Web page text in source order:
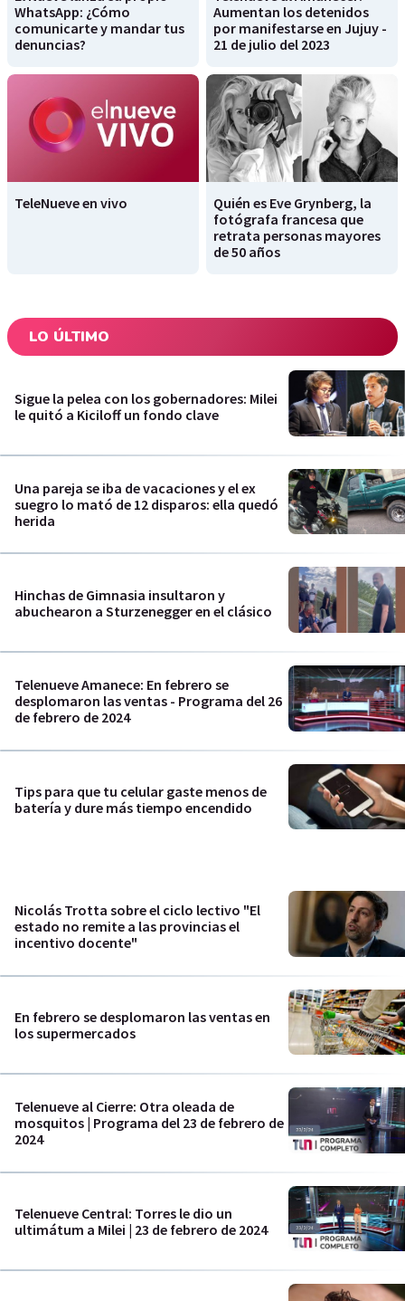
WhatsApp: ¿Cómo
comunicarte y mandar tus
denuncias?
Aumentan los detenidos
por manifestarse en Jujuy -
21 de julio del 2023
TeleNueve en vivo
Quién es Eve Grynberg, la
fotógrafa francesa que
retrata personas mayores
de 50 años
LO ÚLTIMO
Sigue la pelea con los gobernadores: Milei
le quitó a Kiciloff un fondo clave
Una pareja se iba de vacaciones y el ex
suegro lo mató de 12 disparos: ella quedó
herida
Hinchas de Gimnasia insultaron y
abuchearon a Sturzenegger en el clásico
Telenueve Amanece: En febrero se
desplomaron las ventas - Programa del 26
de febrero de 2024
Tips para que tu celular gaste menos de
batería y dure más tiempo encendido
Nicolás Trotta sobre el ciclo lectivo "El
estado no remite a las provincias el
incentivo docente"
En febrero se desplomaron las ventas en
los supermercados
Telenueve al Cierre: Otra oleada de
mosquitos | Programa del 23 de febrero de
2024
Telenueve Central: Torres le dio un
ultimátum a Milei | 23 de febrero de 2024